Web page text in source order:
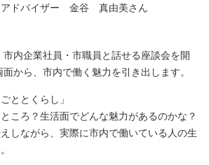
アドバイザー 金谷 真由美さん
市内企業社員・市職員と話せる座談会を開
から、市内で働く魅力を引き出します。
ととくらし」
ころ？生活面でどんな魅力があるのかな？
しながら、実際に市内で働いている人の生